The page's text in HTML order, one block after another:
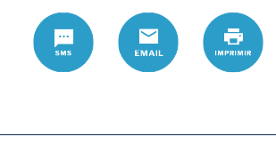
Text
Correo
electrónico
Print